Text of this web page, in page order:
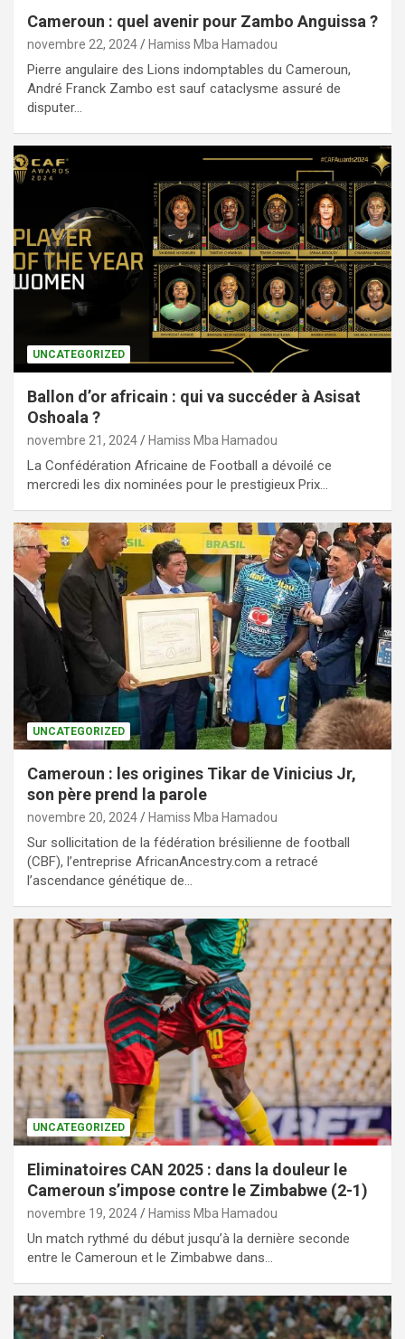
Cameroun : quel avenir pour Zambo Anguissa ?
novembre 22, 2024 Hamiss Mba Hamadou
Pierre angulaire des Lions indomptables du Cameroun,
André Franck Zambo est sauf cataclysme assuré de
disputer…
UNCATEGORIZED
Ballon d’or africain : qui va succéder à Asisat
Oshoala ?
novembre 21, 2024 Hamiss Mba Hamadou
La Confédération Africaine de Football a dévoilé ce
mercredi les dix nominées pour le prestigieux Prix…
UNCATEGORIZED
Cameroun : les origines Tikar de Vinicius Jr,
son père prend la parole
novembre 20, 2024 Hamiss Mba Hamadou
Sur sollicitation de la fédération brésilienne de football
(CBF), l’entreprise AfricanAncestry.com a retracé
l’ascendance génétique de…
UNCATEGORIZED
Eliminatoires CAN 2025 : dans la douleur le
Cameroun s’impose contre le Zimbabwe (2-1)
novembre 19, 2024 Hamiss Mba Hamadou
Un match rythmé du début jusqu’à la dernière seconde
entre le Cameroun et le Zimbabwe dans…